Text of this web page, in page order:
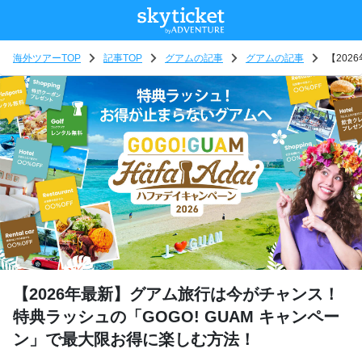
海外ツアーTOP 記事TOP グアムの記事 グアムの記事 【
【2026年最新】グアム旅行は今がチャンス！
特典ラッシュの「GOGO! GUAM キャンペー
ン」で最大限お得に楽しむ方法！